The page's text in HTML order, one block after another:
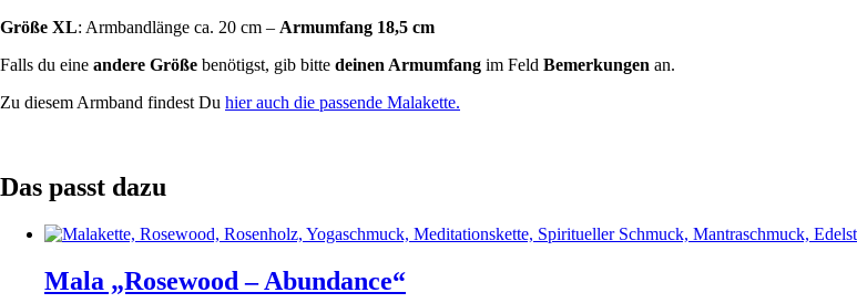
Größe XL: Armbandlänge ca. 20 cm – Armumfang 18,5 cm
Falls du eine andere Größe benötigst, gib bitte deinen Armumfang im Feld Bemerkungen an.
Zu diesem Armband findest Du hier auch die passende Malakette.
Das passt dazu
Mala „Rosewood – Abundance“